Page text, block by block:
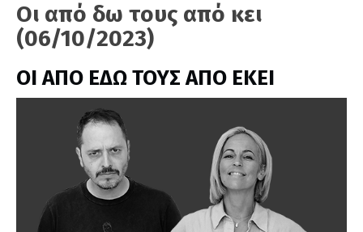
Οι από δω τους από κει
(06/10/2023)
ΟΙ ΑΠΟ ΕΔΩ ΤΟΥΣ ΑΠΟ ΕΚΕΙ